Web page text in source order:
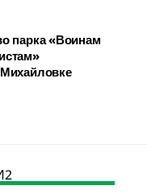
парка «Воинам